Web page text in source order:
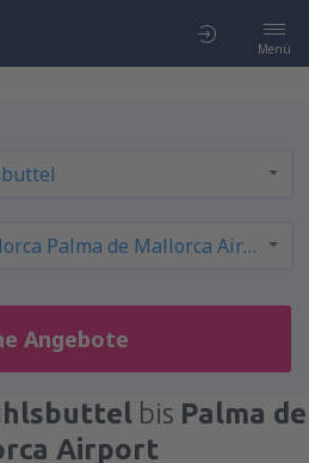
Menü
Angebote
bis Palma de
Airport